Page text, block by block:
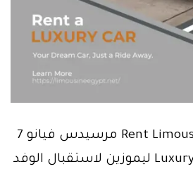
Rent Limousine Mercedes Van مرسيدس فيانو 7
مقاعد 2025 – قمة Luxury ليموزين لاستقبال الوفد